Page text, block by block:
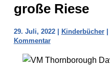
große Riese
29. Juli, 2022 | Kinderbücher|
Kommentar